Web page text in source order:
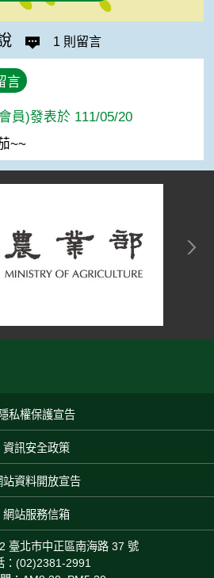
1 則留言
言
員)發表於 111/05/20
~~
隱私權保護宣告
資訊安全政策
站資料開放宣告
網站服務信箱
臺北市中正區南海路 37 號
：(02)2381-2991